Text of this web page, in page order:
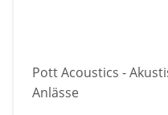
Pott Acoustics -
Anlässe